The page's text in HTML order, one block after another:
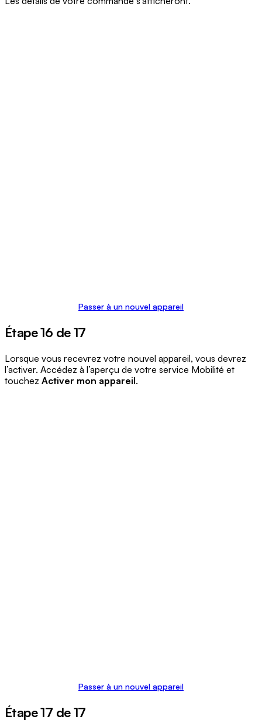
Passer à un nouvel appareil
Étape 16 de 17
Lorsque vous recevrez votre nouvel appareil, vous devrez
l’activer. Accédez à l’aperçu de votre service Mobilité et
touchez Activer mon appareil.
Passer à un nouvel appareil
Étape 17 de 17